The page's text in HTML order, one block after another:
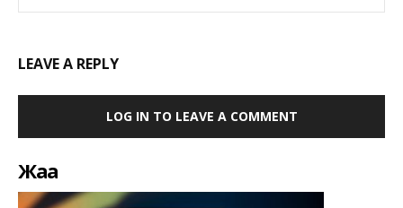
LEAVE A REPLY
LOG IN TO LEAVE A COMMENT
Жаңа